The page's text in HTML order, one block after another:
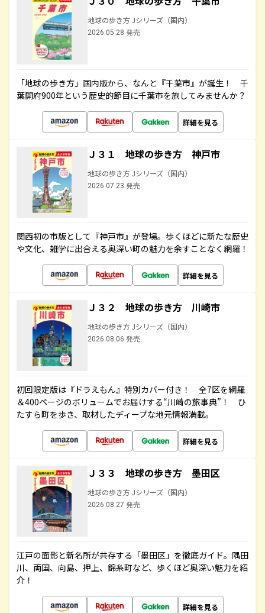
地球の歩き方 Jシリーズ（国内）
2026.05.28 発売
「地球の歩き方」国内版から、なんと『千葉市』が誕生！ 千
葉開府900年という歴史的節目に千葉市を旅してみませんか？
詳細を見る
Ｊ３１ 地球の歩き方 神戸市
地球の歩き方 Jシリーズ（国内）
2026.07.23 発売
関西初の市版として『神戸市』が登場。歩くほどに新たな歴史
や文化、雑学に出合える奥深い町の魅力を余すことなく網羅！
詳細を見る
Ｊ３２ 地球の歩き方 川崎市
地球の歩き方 Jシリーズ（国内）
2026.08.06 発売
初回限定版は『ドラえもん』特別カバー付き！ 全7区を網羅
＆400ページのボリュームでお届けする“川崎の旅事典”！ ひ
たすら町を歩き、取材したディープな地元情報満載。
詳細を見る
Ｊ３３ 地球の歩き方 墨田区
地球の歩き方 Jシリーズ（国内）
2026.08.27 発売
江戸の面影と新名所が共存する「墨田区」を徹底ガイド。隅田
川、両国、向島、押上、錦糸町など、歩くほど奥深い魅力を紹
介！
詳細を見る